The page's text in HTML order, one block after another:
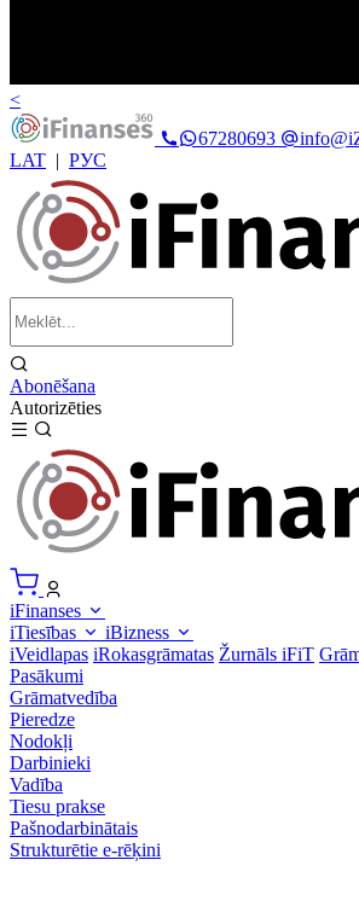
<
67280693
LAT | РУС
Abonēšana
Autorizēties
iFinanses
iTiesības
iBizness
iVeidlapas iRokasgrāmatas Žurnāls iFiT
Pasākumi
Grāmatvedība
Pieredze
Nodokļi
Darbinieki
Vadība
Tiesu prakse
Pašnodarbinātais
Strukturētie e-rēķini